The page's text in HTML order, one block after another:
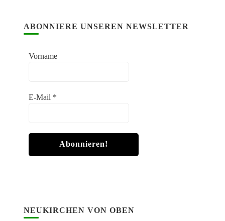
ABONNIERE UNSEREN NEWSLETTER
Vorname
E-Mail *
NEUKIRCHEN VON OBEN